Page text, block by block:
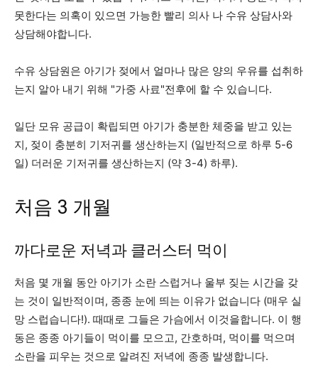
못한다는 의혹이 있으면 가능한 빨리 의사 나 수유 상담사와
상담해야합니다.
수유 상담원은 아기가 젖에서 얼마나 많은 양의 우유를 섭취하
는지 알아 내기 위해 "가중 사료"전후에 할 수 있습니다.
일단 모유 공급이 확립되면 아기가 충분한 체중을 받고 있는
지, 젖이 충분히 기저귀를 생산하는지 (일반적으로 하루 5-6
일) 더러운 기저귀를 생산하는지 (약 3-4) 하루).
처음 3 개월
까다로운 저녁과 클러스터 먹이
처음 몇 개월 동안 아기가 소란 스럽거나 울부 짖는 시간을 갖
는 것이 일반적이며, 종종 눈에 띄는 이유가 없습니다 (매우 실
망 스럽습니다!). 때때로 그들은 가슴에서 이것을합니다. 이 행
동은 종종 아기들이 먹이를 모으고, 간호하며, 먹이를 먹으며
소란을 피우는 것으로 알려진 저녁에 종종 발생합니다.